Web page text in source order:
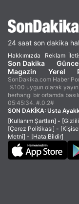
24 saat son dakika
Hakkımızda Reklam
Son Dakika
Magazin
Yerel
SonDakika.com Haber
%100 uygun olarak
herhangi bir ortamda
05:45:34. #.0.2#
SON DAKİKA: Usta
[Kullanım Şartları] -
[Çerez Politikası] -
Metni] - [Hata Bildir]